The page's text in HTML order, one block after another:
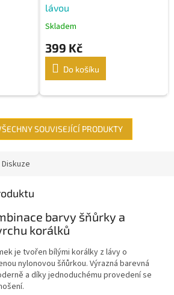
lávou
Skladem
399 Kč
Do košíku
SOUVISEJÍCÍ PRODUKTY
Diskuze
barvy šňůrky a
korálků
je tvořen bílými korálky z lávy o
nylonovou šňůrkou. Výrazná barevná
a díky jednoduchému provedení se